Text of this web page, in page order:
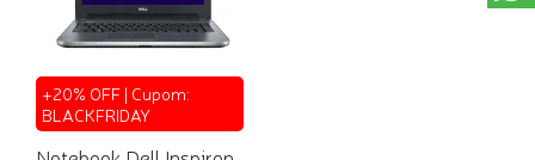
+20% OFF | Cupom:
BLACKFRIDAY